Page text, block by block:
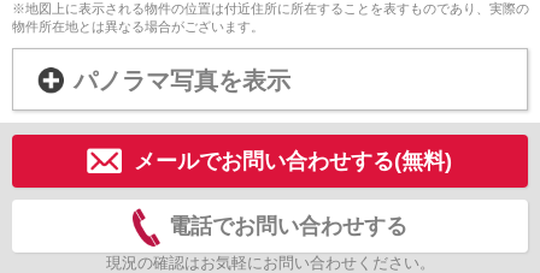
※地図上に表示される物件の位置は付近住所に所在することを表すものであり、実際の
物件所在地とは異なる場合がございます。
パノラマ写真を表示
メールでお問い合わせする(無料)
電話でお問い合わせする
現況の確認はお気軽にお問い合わせください。